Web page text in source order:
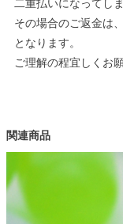
二重払いになってし
その場合のご返金は
となります。
ご理解の程宜しくお
関連商品